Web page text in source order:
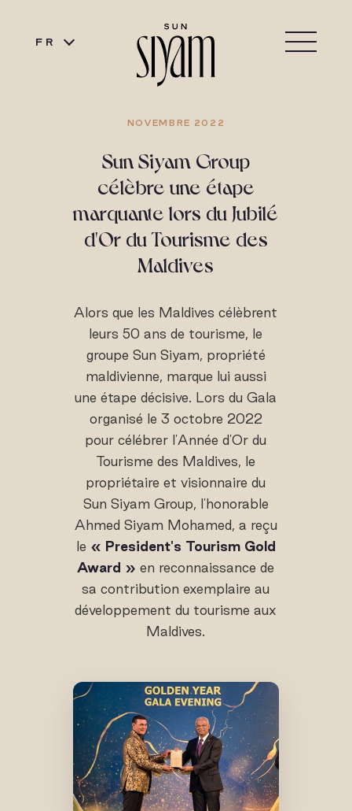
FR
NOVEMBRE 2022
Sun Siyam Group
célèbre une étape
marquante lors du Jubilé
d'Or du Tourisme des
Maldives
Alors que les Maldives célèbrent
leurs 50 ans de tourisme, le
groupe Sun Siyam, propriété
maldivienne, marque lui aussi
une étape décisive. Lors du Gala
organisé le 3 octobre 2022
pour célébrer l'Année d'Or du
Tourisme des Maldives, le
propriétaire et visionnaire du
Sun Siyam Group, l'honorable
Ahmed Siyam Mohamed, a reçu
le « President's Tourism Gold
Award » en reconnaissance de
sa contribution exemplaire au
développement du tourisme aux
Maldives.